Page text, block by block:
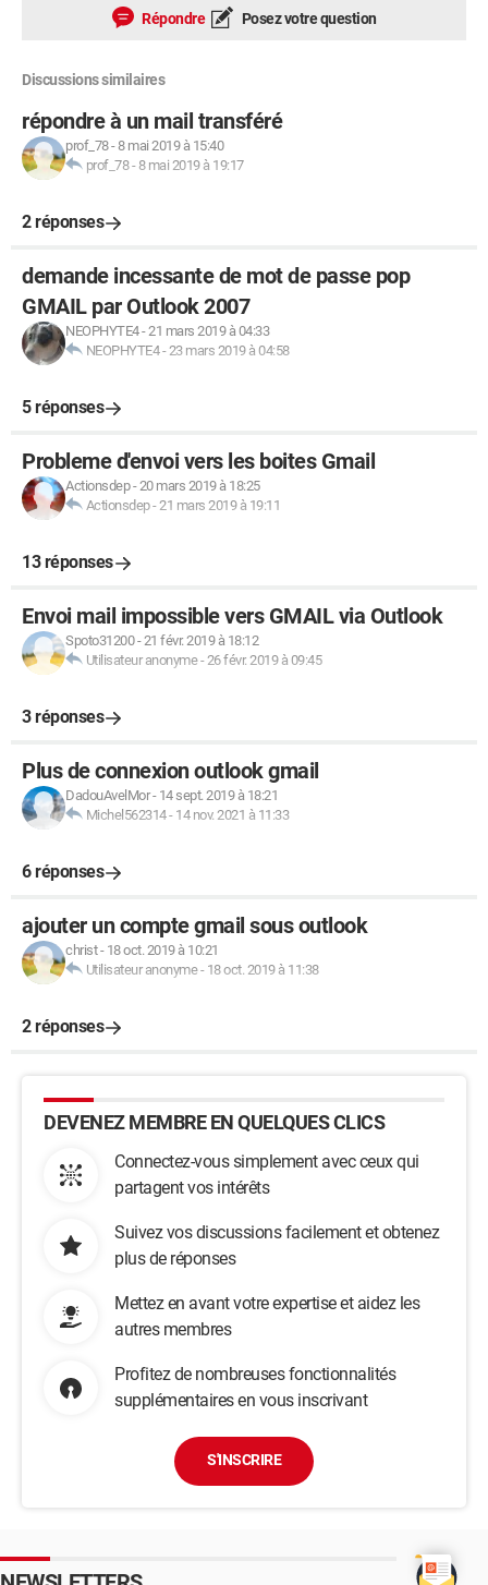
Répondre Posez votre question
Discussions similaires
répondre à un mail transféré
prof_78-8 mai 2019 à 15:40
prof_78- 8 mai 2019 à 19:17
2 réponses
demande incessante de mot de passe pop
GMAIL par Outlook 2007
NEOPHYTE4-21 mars 2019 à 04:33
NEOPHYTE4-23 mars 2019 à 04:58
5 réponses
Probleme d'envoi vers les boites Gmail
Actionsdep-20 mars 2019 à 18:25
Actionsdep-21 mars 2019 à 19:11
13 réponses
Envoi mail impossible vers GMAIL via Outlook
Spoto31200-21 févr. 2019 à 18:12
Utilisateur anonyme-26 févr. 2019 à 09:45
3 réponses
Plus de connexion outlook gmail
DadouAvelMor- 14 sept. 2019 à 18:21
Michel562314- 14 nov. 2021 à 11:33
6 réponses
ajouter un compte gmail sous outlook
christ- 18 oct. 2019 à 10:21
Utilisateur anonyme- 18 oct. 2019 à 11:38
2 réponses
DEVENEZ MEMBRE EN QUELQUES CLICS
Connectez-vous simplement avec ceux qui
partagent vos intérêts
Suivez vos discussions facilement et obtenez
plus de réponses
Mettez en avant votre expertise et aidez les
autres membres
Profitez de nombreuses fonctionnalités
supplémentaires en vous inscrivant
S'INSCRIRE